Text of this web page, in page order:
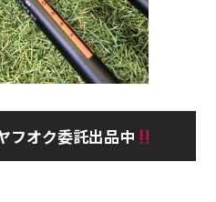
オク委託出品中